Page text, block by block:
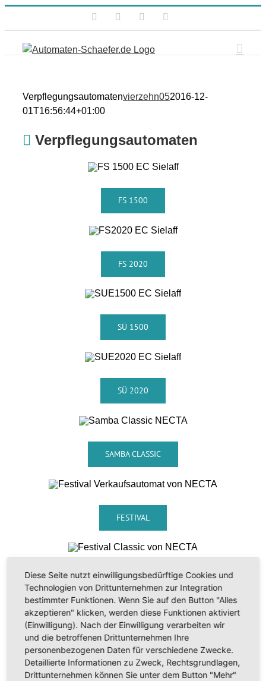
FacebookInstagram
Verpflegungsautomatenvierzehn052016-12-
01T16:56:44+01:00
Verpflegungsautomaten
FS 1500
FS 2020
SÜ 1500
SÜ 2020
SAMBA CLASSIC
FESTIVAL
FESTIVAL CLASSIC
SNAKKY
Diese Seite nutzt einwilligungsbedürftige Cookies und
Technologien von Drittunternehmen zur Integration
bestimmter Funktionen. Wenn Sie auf den Button "Alles
akzeptieren" klicken, werden diese Funktionen aktiviert
(Einwilligung). Nach der Einwilligung verarbeiten wir
und die betroffenen Drittunternehmen Ihre
personenbezogenen Daten für verschiedene Zwecke.
Detaillierte Informationen zu Zweck, Rechtsgrundlagen,
Drittunternehmen können Sie unter dem Button "Mehr"